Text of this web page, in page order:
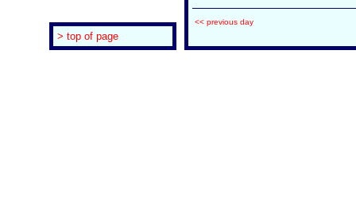
<< previous day
> top of page